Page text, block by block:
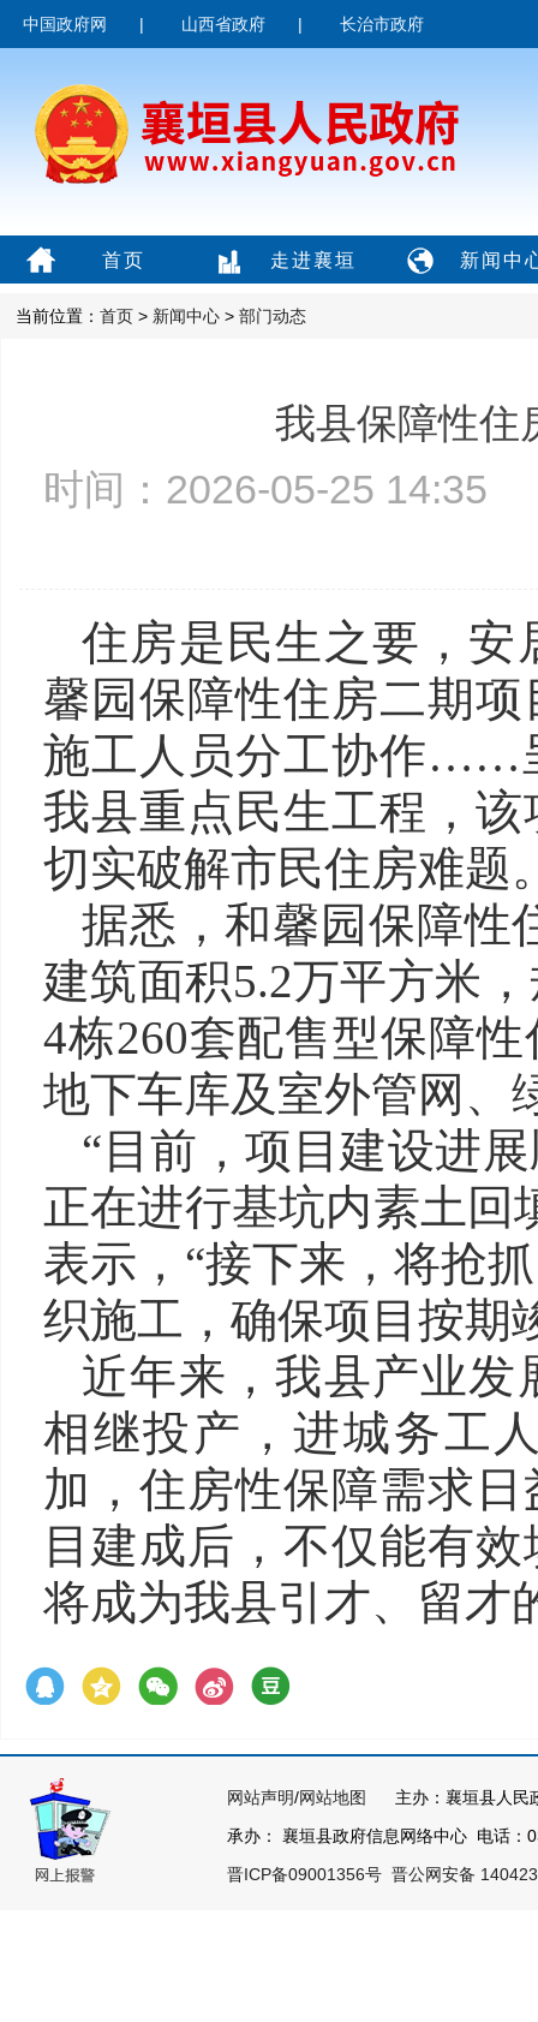
中国政府网 | 山西省政府 | 长治市政府
首页 走进襄垣 新闻中
当前位置： 首页 > 新闻中心 > 部门动态
我县保障性住
时间：2026-05-25
住房是民生之要，安
馨园保障性住房二期
施工人员分工协作……
我县重点民生工程，
切实破解市民住房难题
据悉，和馨园保障性
建筑面积5.2万平方米
4栋260套配售型保障
地下车库及室外管网、
“目前，项目建设进
正在进行基坑内素土回
表示，“接下来，将抢
织施工，确保项目按期
近年来，我县产业发
相继投产，进城务工
加，住房性保障需求
目建成后，不仅能有
将成为我县引才、留才
网站声明/网站地图
主办：襄垣县人民
承办： 襄垣县政府信息网络中心 电话：
晋ICP备09001356号 晋公网安备